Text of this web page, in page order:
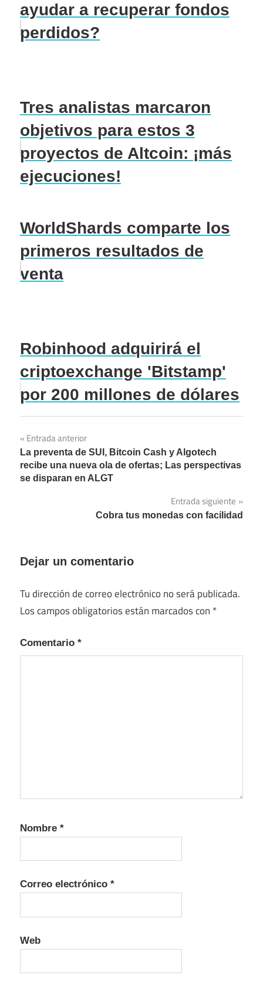
ayudar a recuperar fondos
perdidos?
Tres analistas marcaron
objetivos para estos 3
proyectos de Altcoin: ¡más
ejecuciones!
WorldShards comparte los
primeros resultados de
venta
Robinhood adquirirá el
criptoexchange 'Bitstamp'
por 200 millones de dólares
Navegación
de
entradas
Entrada anterior
La preventa de SUI, Bitcoin Cash y Algotech
recibe una nueva ola de ofertas; Las perspectivas
se disparan en ALGT
Entrada siguiente
Cobra tus monedas con facilidad
Dejar un comentario
Tu dirección de correo electrónico no será publicada.
Los campos obligatorios están marcados con *
Comentario *
Nombre *
Correo electrónico *
Web